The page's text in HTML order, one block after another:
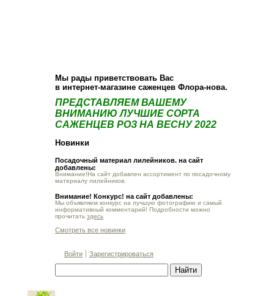
Мы рады приветствовать Вас
в интернет-магазине саженцев Флора-нова.
ПРЕДСТАВЛЯЕМ ВАШЕМУ
ВНИМАНИЮ ЛУЧШИЕ СОРТА
САЖЕНЦЕВ РОЗ НА ВЕСНУ 2022
Новинки
Посадочный материал лилейников. на сайт
добавлены:
Внимание!На сайт добавлен ассортимент по посадочному
материалу лилейников.
Внимание! Конкурс! на сайт добавлены:
Мы объявляем конкурс на лучшую фотографию и самый
информативный комментарий! Подробности можно
прочитать здесь
Смотреть все новинки
Войти Зарегистрироваться